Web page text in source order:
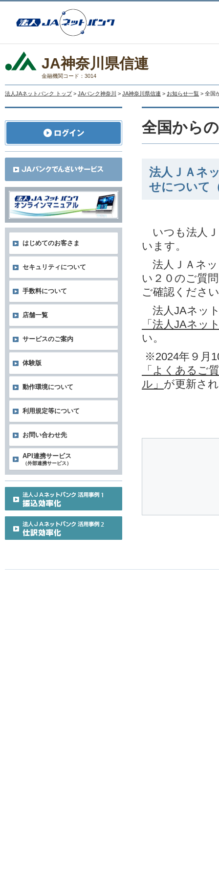
JA神奈川県信連
金融機関コード：3014
法人JAネットバンク トップ > JAバンク神奈川 > JA神奈川県信連 > お知らせ一覧 > 全国
全国から
法人ＪＡネ
せについて
いつも法人
います。
法人ＪＡネ
い２０のご質
ご確認くださ
法人JAネッ
「法人JAネッ
い。
※2024年９月
「よくあるご
ル」 が更新さ
はじめてのお客さま
セキュリティについて
手数料について
店舗一覧
サービスのご案内
体験版
動作環境について
利用規定等について
お問い合わせ先
API連携サービス
（外部連携サービス）